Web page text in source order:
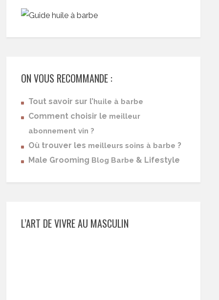
ON VOUS RECOMMANDE :
Tout savoir sur l’huile à barbe
Comment choisir le meilleur
abonnement vin ?
Où trouver les meilleurs soins à barbe ?
Male Grooming Blog Barbe & Lifestyle
L’ART DE VIVRE AU MASCULIN